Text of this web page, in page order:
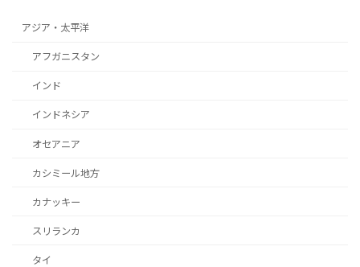
アジア・太平洋
アフガニスタン
インド
インドネシア
オセアニア
カシミール地方
カナッキー
スリランカ
タイ